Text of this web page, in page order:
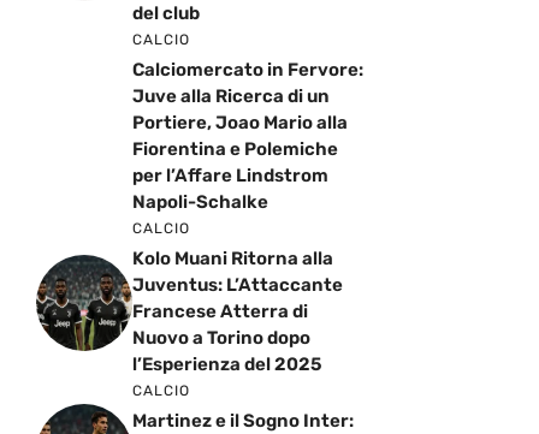
del club
CALCIO
Calciomercato in Fervore:
Juve alla Ricerca di un
Portiere, Joao Mario alla
Fiorentina e Polemiche
per l’Affare Lindstrom
Napoli-Schalke
CALCIO
Kolo Muani Ritorna alla
Juventus: L’Attaccante
Francese Atterra di
Nuovo a Torino dopo
l’Esperienza del 2025
CALCIO
Martinez e il Sogno Inter: